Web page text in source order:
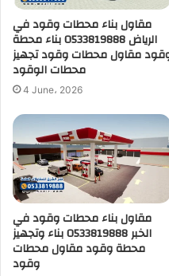
مقاول بناء محطات وقود في
الرياض 0533819888 بناء محطة
مقاول محطات وقود تجهيز
محطات الوقود
4 June، 2026
مقاول بناء محطات وقود في
الخبر 0533819888 بناء وتجهيز
محطة وقود مقاول محطات
وقود